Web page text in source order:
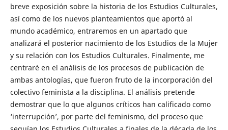
breve exposición sobre la historia de los Estudios Culturales,
así como de los nuevos planteamientos que aportó al
mundo académico, entraremos en un apartado que
analizará el posterior nacimiento de los Estudios de la Mujer
y su relación con los Estudios Culturales. Finalmente, me
centraré en el análisis de los procesos de publicación de
ambas antologías, que fueron fruto de la incorporación del
colectivo feminista a la disciplina. El análisis pretende
demostrar que lo que algunos críticos han calificado como
‘interrupción’, por parte del feminismo, del proceso que